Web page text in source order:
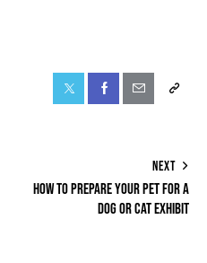
NEXT
HOW TO PREPARE YOUR PET FOR A
DOG OR CAT EXHIBIT